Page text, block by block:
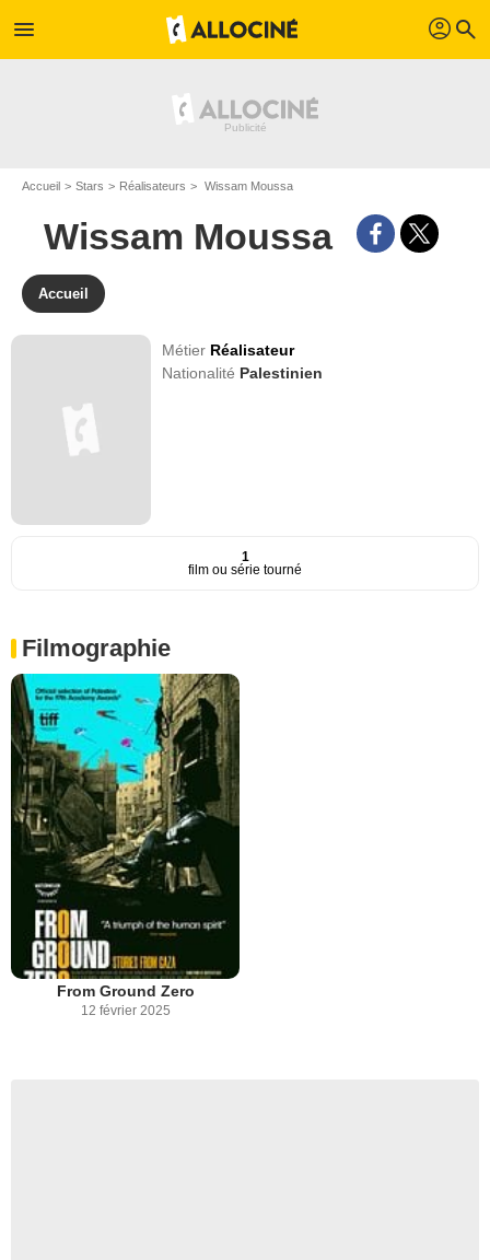
menu profil search
Accueil Stars Réalisateurs Wissam Moussa
Wissam Moussa
Accueil
Métier Réalisateur
Nationalité Palestinien
1
film ou série tourné
Filmographie
From Ground Zero
12 février 2025